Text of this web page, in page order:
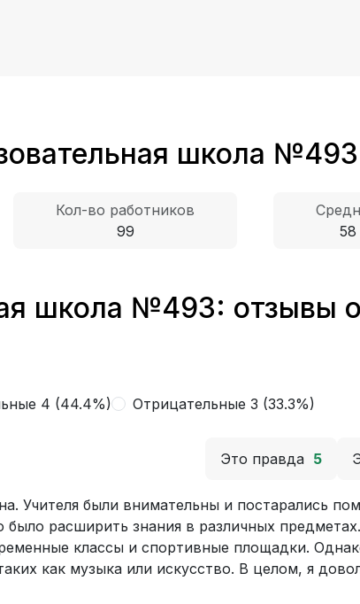
школа №493
Кол-во работников
99
58
школа №493: отзывы
4 (44.4%) Отрицательные 3 (33.3%)
Это правда 5
Учителя были внимательны и постарались
расширить знания в различных предметах.
классы и спортивные площадки.
как музыка или искусство. В целом, я